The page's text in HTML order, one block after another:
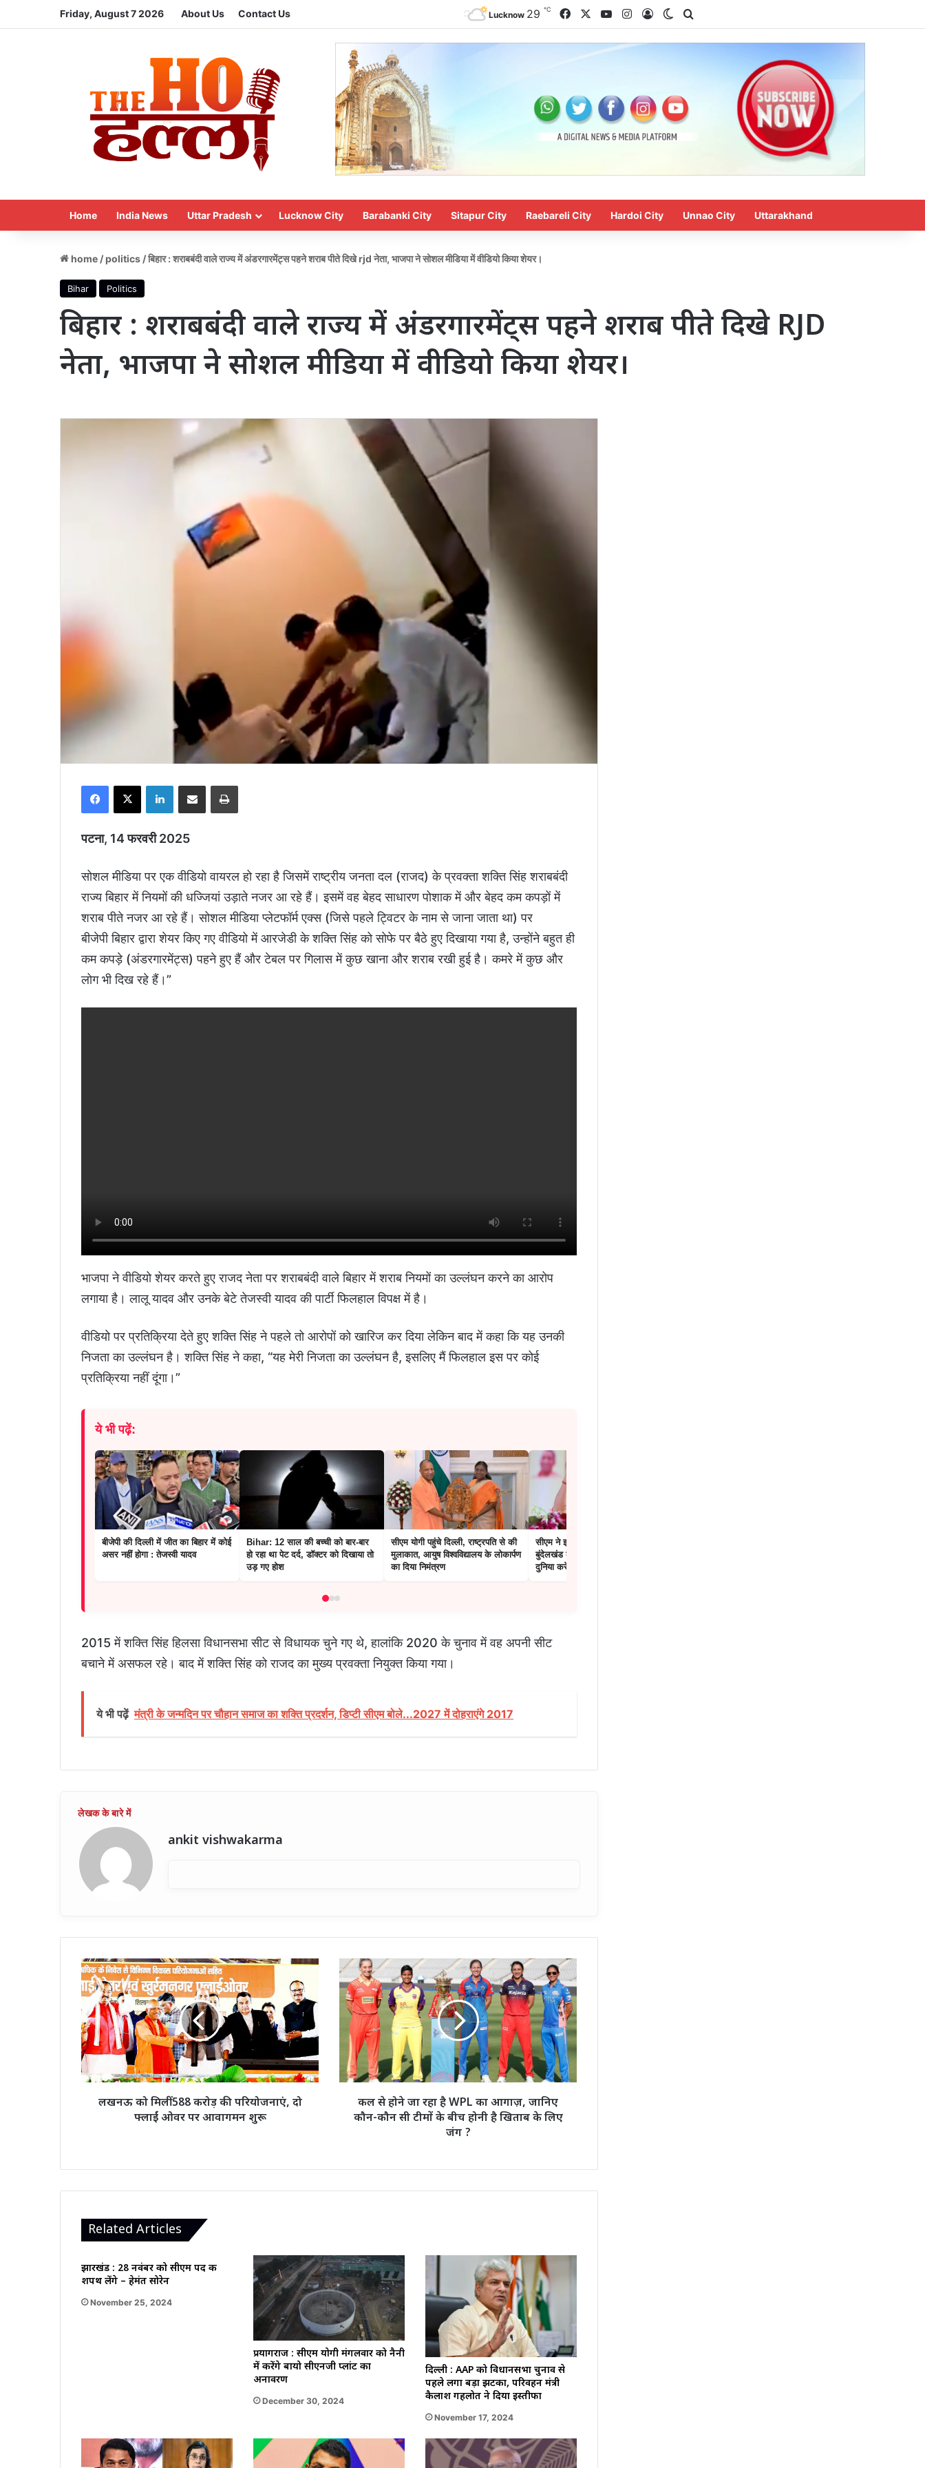
Friday, August 7 2026 About Us Contact Us Lucknow 29 ℃ FacebookYouTubeInstagram
Log InSwitch skin
Home India News Uttar Pradesh Lucknow City Barabanki City Sitapur City Raebareli City Hardoi City Unnao City Uttarakhand
home /politics /बिहार : शराबबंदी वाले राज्य में अंडरगारमेंट्स पहने शराब पीते दिखे rjd नेता, भाजपा ने सोशल मीडिया में वीडियो किया शेयर।
Bihar Politics
बिहार : शराबबंदी वाले राज्य में अंडरगारमेंट्स पहने शराब पीते दिखे RJD
नेता, भाजपा ने सोशल मीडिया में वीडियो किया शेयर।
Facebook
X LinkedInShare via Email Print
पटना, 14 फरवरी 2025
सोशल मीडिया पर एक वीडियो वायरल हो रहा है जिसमें राष्ट्रीय जनता दल (राजद) के प्रवक्ता शक्ति सिंह शराबबंदी
राज्य बिहार में नियमों की धज्जियां उड़ाते नजर आ रहे हैं। इसमें वह बेहद साधारण पोशाक में और बेहद कम कपड़ों में
शराब पीते नजर आ रहे हैं। सोशल मीडिया प्लेटफॉर्म एक्स (जिसे पहले ट्विटर के नाम से जाना जाता था) पर
बीजेपी बिहार द्वारा शेयर किए गए वीडियो में आरजेडी के शक्ति सिंह को सोफे पर बैठे हुए दिखाया गया है, उन्होंने बहुत ही
कम कपड़े (अंडरगारमेंट्स) पहने हुए हैं और टेबल पर गिलास में कुछ खाना और शराब रखी हुई है। कमरे में कुछ और
लोग भी दिख रहे हैं।”
भाजपा ने वीडियो शेयर करते हुए राजद नेता पर शराबबंदी वाले बिहार में शराब नियमों का उल्लंघन करने का आरोप
लगाया है। लालू यादव और उनके बेटे तेजस्वी यादव की पार्टी फिलहाल विपक्ष में है।
वीडियो पर प्रतिक्रिया देते हुए शक्ति सिंह ने पहले तो आरोपों को खारिज कर दिया लेकिन बाद में कहा कि यह उनकी
निजता का उल्लंघन है। शक्ति सिंह ने कहा, “यह मेरी निजता का उल्लंघन है, इसलिए मैं फिलहाल इस पर कोई
प्रतिक्रिया नहीं दूंगा।”
ये भी पढ़ें:
बीजेपी की दिल्ली में जीत का बिहार में कोई
असर नहीं होगा : तेजस्वी यादव
Bihar: 12 साल की बच्ची को बार-बार
हो रहा था पेट दर्द, डॉक्टर को दिखाया तो
उड़ गए होश
सीएम योगी पहुंचे दिल्ली, राष्ट्रपति से की
मुलाकात, आयुष विश्वविद्यालय के लोकार्पण
का दिया निमंत्रण
सीएम ने झांसी को दीं सौगातें, कहा-
बुंदेलखंड की ताकत का एहसास अब
दुनिया करेगी
2015 में शक्ति सिंह हिलसा विधानसभा सीट से विधायक चुने गए थे, हालांकि 2020 के चुनाव में वह अपनी सीट
बचाने में असफल रहे। बाद में शक्ति सिंह को राजद का मुख्य प्रवक्ता नियुक्त किया गया।
ये भी पढ़ें मंत्री के जन्मदिन पर चौहान समाज का शक्ति प्रदर्शन, डिप्टी सीएम बोले...2027 में दोहराएंगे 2017
ankit vishwakarma
लखनऊ
को
मिलीं
588
करोड़
की
परियोजनाएं,
दो
फ्लाईं
लखनऊ को मिलीं 588 करोड़ की परियोजनाएं, दो
फ्लाईं ओवर पर आवागमन शुरू
कल
से
होने
जा
WPL
का
आगाज़,
के
लिए
जंग
?
कल से होने जा रहा है WPL का आगाज़, जानिए
कौन-कौन सी टीमों के बीच होनी है खिताब के लिए
जंग ?
Related Articles
झारखंड : 28 नवंबर को सीएम पद की
शपथ लेंगे – हेमंत सोरेन
November 25, 2024
प्रयागराज : सीएम योगी मंगलवार को नैनी
में करेंगे बायो सीएनजी प्लांट का
अनावरण
December 30, 2024
दिल्ली : AAP को विधानसभा चुनाव से
पहले लगा बड़ा झटका, परिवहन मंत्री
कैलाश गहलोत ने दिया इस्तीफा
November 17, 2024